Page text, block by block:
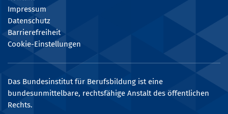
Impressum
Datenschutz
Barrierefreiheit
Cookie-Einstellungen
Das Bundesinstitut für Berufsbildung ist eine
bundesunmittelbare, rechtsfähige Anstalt des öffentlichen
Rechts.